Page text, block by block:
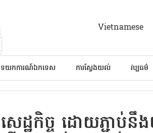
Vietnamese
យកការណ៍ឯកទេស ការស្វែងយល់ វប្បធម៌
ដ្ឋកិច្ច ដោយភ្ជាប់នឹ